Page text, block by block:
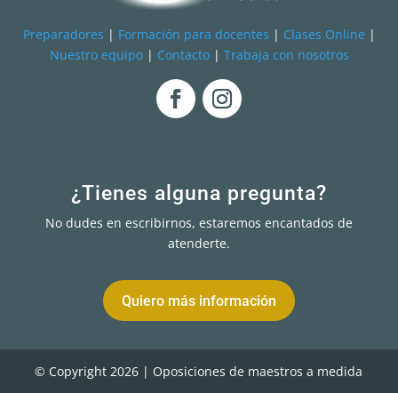
Preparadores | Formación para docentes | Clases Online |
Nuestro equipo| Contacto| Trabaja con nosotros
¿Tienes alguna pregunta?
No dudes en escribirnos, estaremos encantados de
atenderte.
Quiero más información
© Copyright 2026 | Oposiciones de maestros a medida